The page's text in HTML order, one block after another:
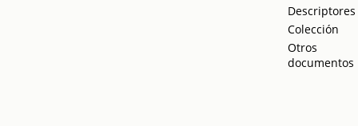
Descriptores
Colección
Otros
documentos